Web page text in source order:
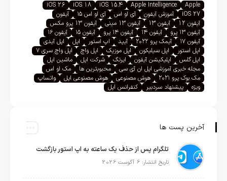
Apple
Apple Intelligence
iOS 15.4
iOS 18
iOS 26
iOS 27
آموزش آیفون آی او اس آی او اس ۱۵
آیفون
آیفون 12
آیفون 13 آیفون 13 مینی
آیفون 13 پرو مکس
آیفون ۱۳ پرو
آیفون ۱۴ آیفون ۱۴ پرو آیفون ۱۵
آیفون ۱۶
آیفون ۱۷
آیمک پرو ۲۰۲۲ آیپد اپ استور اپل
اپل آیدی
اپل استور
اپل سیلیکون اپل موزیک اپل واچ
اپل واچ سری ۷
اپل گلس
اپلیکیشن آیفون ایرتگ شرکت اپل
ماشین اپل
مجله خبری آموزشی اپل ان آی سی
محبوبترین ها
مک او اس
مک بوک پرو ۲۰۲۱
هوش مصنوعی هوش مصنوعی اپل
واتساپ
ویژه
پیشنهاد سردبیر کنفرانس اپل
آخرین پست ها
تلگرام پس از حذف یک ساعته به اپ استور بازگشت
تاریخ انتشار: 6 آگوست 2026